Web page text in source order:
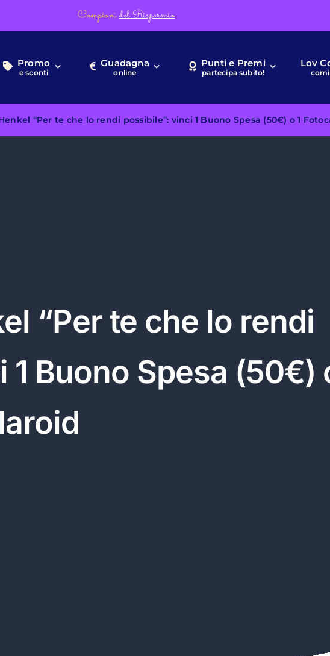
Campionidel Risparmio
Promo
e sconti
Guadagna
online
Punti e Premi
partecipa subito!
Lov
“Per te che lo rendi possibile”: vinci 1 Buono Spesa (50€) o 1
“Per te che lo rendi
Buono Spesa (50€)